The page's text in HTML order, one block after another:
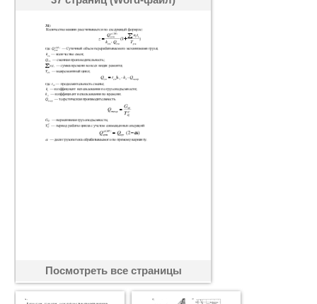
Посмотреть все страницы